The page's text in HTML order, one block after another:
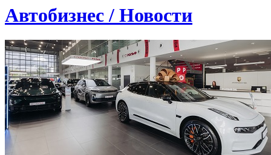
Автобизнес / Новости